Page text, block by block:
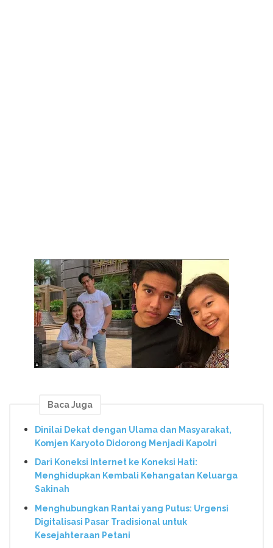
Baca Juga
Dinilai Dekat dengan Ulama dan Masyarakat,
Komjen Karyoto Didorong Menjadi Kapolri
Dari Koneksi Internet ke Koneksi Hati:
Menghidupkan Kembali Kehangatan Keluarga
Sakinah
Menghubungkan Rantai yang Putus: Urgensi
Digitalisasi Pasar Tradisional untuk
Kesejahteraan Petani